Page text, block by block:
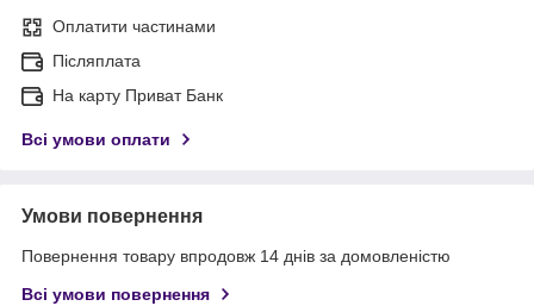
Оплатити частинами
Післяплата
На карту Приват Банк
Всі умови оплати
Умови повернення
Повернення товару впродовж 14 днів за домовленістю
Всі умови повернення